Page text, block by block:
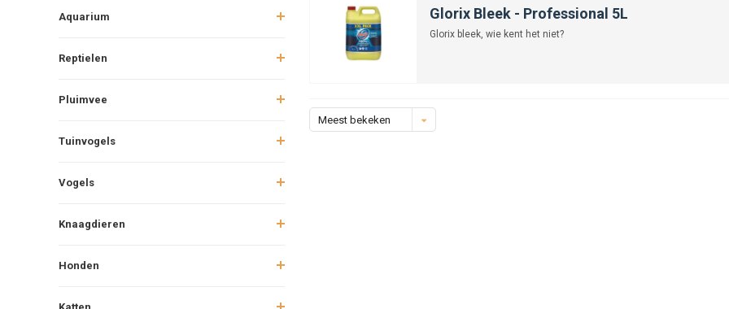
Aquarium
Reptielen
Pluimvee
Tuinvogels
Vogels
Knaagdieren
Honden
Glorix Bleek - Professional 5L
Glorix bleek, wie kent het niet?
Meest bekeken